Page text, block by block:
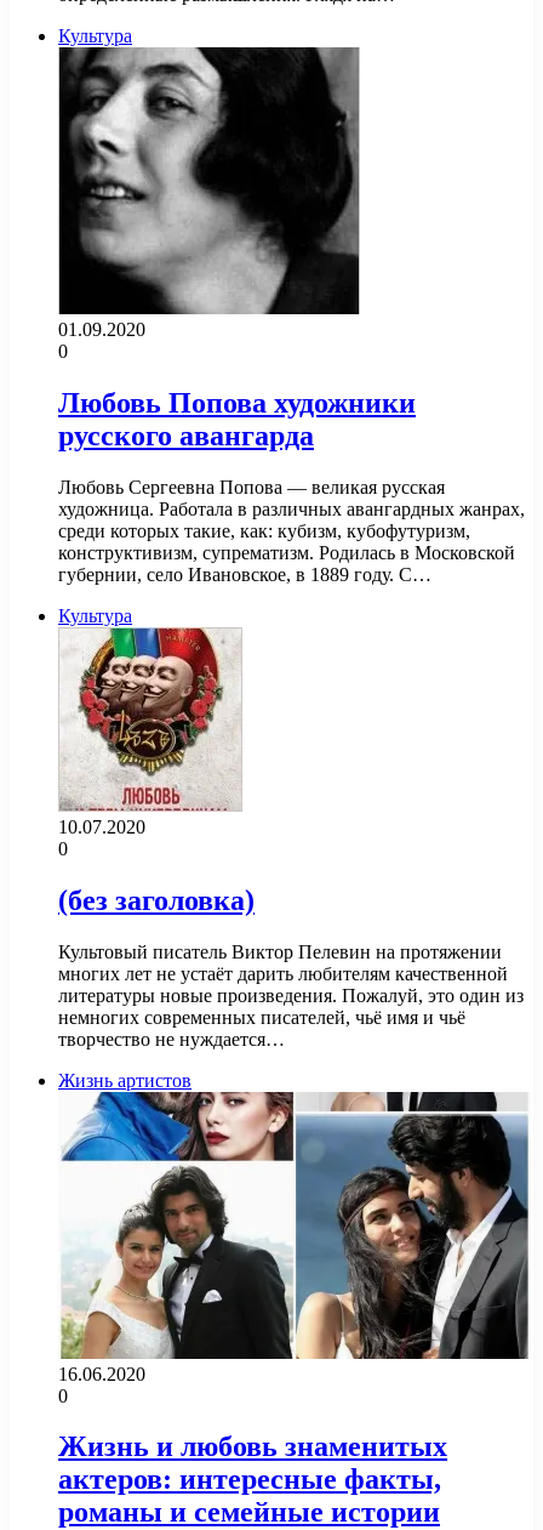
Культура
01.09.2020
0
Любовь Попова художники
русского авангарда
Любовь Сергеевна Попова — великая русская
художница. Работала в различных авангардных жанрах,
среди которых такие, как: кубизм, кубофутуризм,
конструктивизм, супрематизм. Родилась в Московской
губернии, село Ивановское, в 1889 году. С…
Культура
10.07.2020
0
(без заголовка)
Культовый писатель Виктор Пелевин на протяжении
многих лет не устаёт дарить любителям качественной
литературы новые произведения. Пожалуй, это один из
немногих современных писателей, чьё имя и чьё
творчество не нуждается…
Жизнь артистов
16.06.2020
0
Жизнь и любовь знаменитых
актеров: интересные факты,
романы и семейные истории